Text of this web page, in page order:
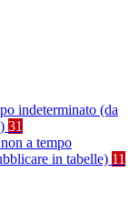
indeterminato (da
31
a tempo
in tabelle) 11